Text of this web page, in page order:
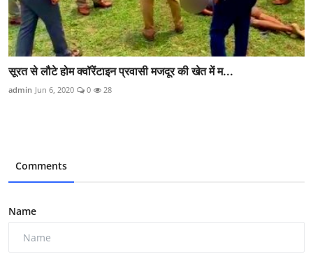
सूरत से लौटे होम क्वॉरेंटाइन प्रवासी मजदूर की खेत में म...
admin Jun 6, 2020 0 28
Comments
Name